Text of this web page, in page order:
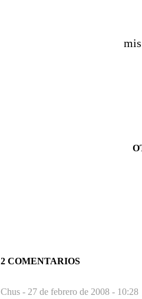
2 COMENTARIOS
Chus - 27 de febrero de 2008 - 10:28